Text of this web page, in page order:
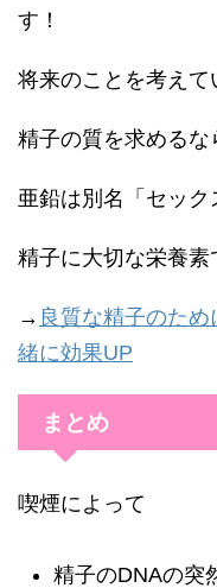
す！
将来のことを考えて
精子の質を求めるな
亜鉛は別名「セッ
精子に大切な栄養素
→ 良質な精子のた
緒に効果UP
まとめ
喫煙によって
精子のDNAの突